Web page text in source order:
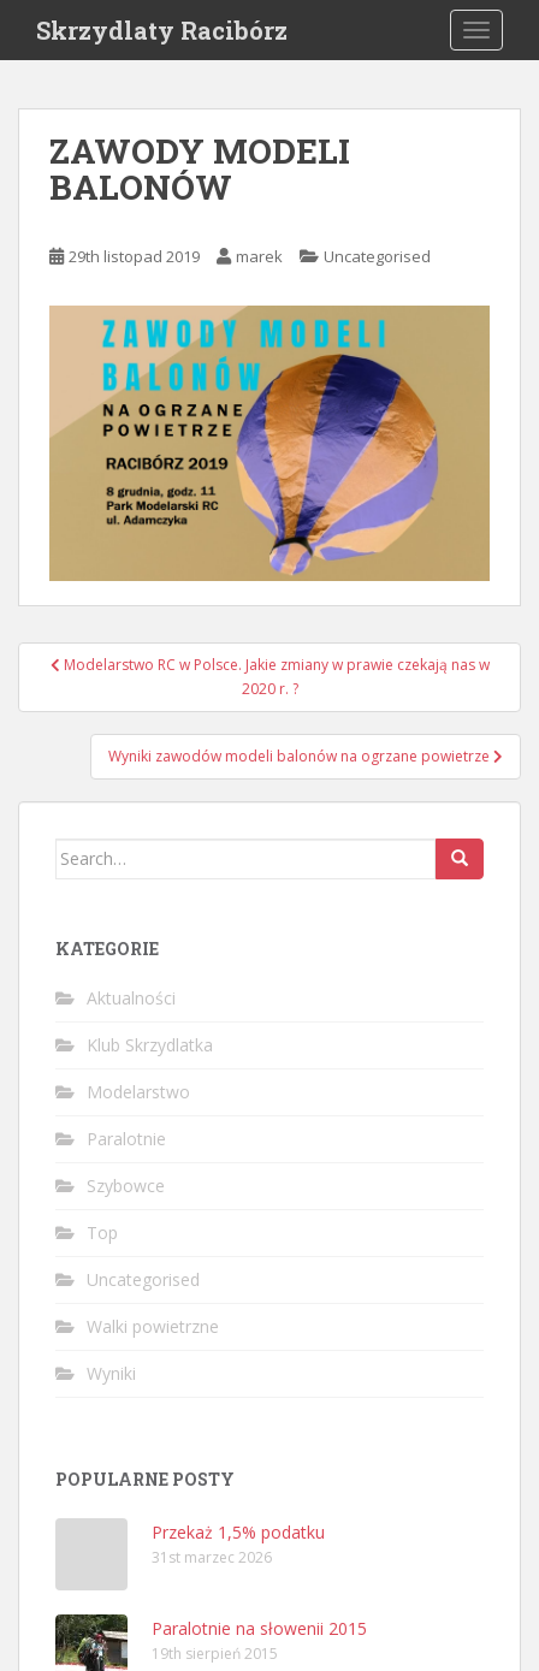
i
Skrzydlaty Racibórz
ZAWODY MODELI
BALONÓW
29th listopad 2019 marek Uncategorised
Nawigacja
Modelarstwo RC w Polsce. Jakie zmiany w prawie czekają nas w
2020 r. ?
Wyniki zawodów modeli balonów na ogrzane powietrze
Search
KATEGORIE
Aktualności
Klub Skrzydlatka
Modelarstwo
Paralotnie
Szybowce
Top
Uncategorised
Walki powietrzne
Wyniki
POPULARNE POSTY
Przekaż 1,5% podatku
31st marzec 2026
Paralotnie na słowenii 2015
19th sierpień 2015